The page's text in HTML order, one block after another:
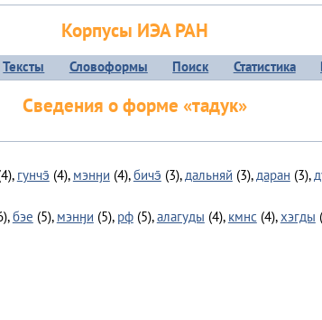
Корпусы ИЭА РАН
Тексты Словоформы Поиск Статистика
Сведения о форме «тадук»
гунчэ̄ (4), мэнӈи (4),бичэ̄ (3),дальняй (3),даран (3),
бэе (5), мэнӈи (5), рф(5),алагуды (4), кмнс (4),хэгды